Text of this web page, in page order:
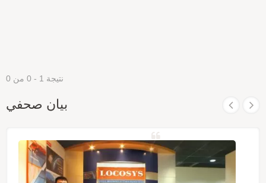
نتيجة 1 - 0 من 0
بيان صحفي